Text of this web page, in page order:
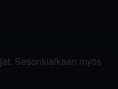
Sesonkiaikaan myös